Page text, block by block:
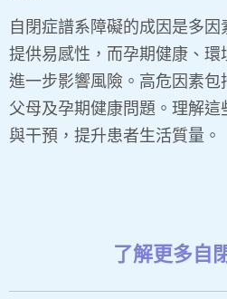
自閉症譜系障礙的成因是多
提供易感性，而孕期健康、
進一步影響風險。高危因素
父母及孕期健康問題。理解
與干預，提升患者生活質量。
了解更多自